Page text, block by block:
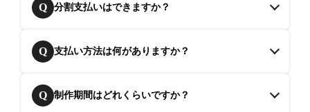
Q 分割支払いはできますか？
Q 支払い方法は何がありますか？
Q 制作期間はどれくらいですか？